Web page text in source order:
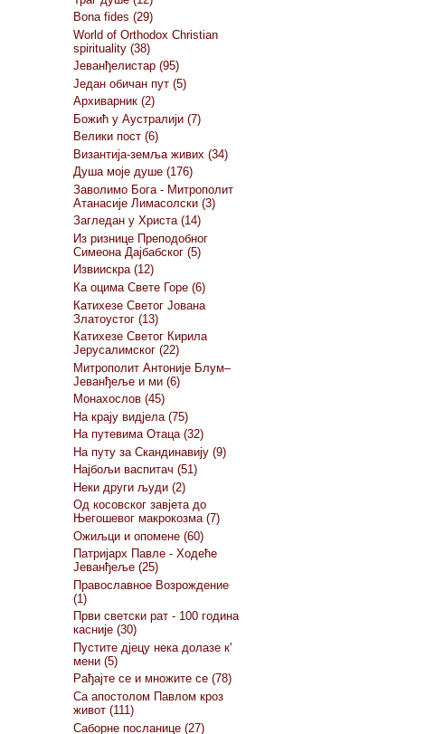
Bona fides (29)
World of Orthodox Christian
spirituality (38)
Јеванђелистар (95)
Један обичан пут (5)
Архиварник (2)
Божић у Аустралији (7)
Велики пост (6)
Византија-земља живих (34)
Душа моје душе (176)
Заволимо Бога - Митрополит
Атанасије Лимасолски (3)
Загледан у Христа (14)
Из ризнице Преподобног
Симеона Дајбабског (5)
Извиискра (12)
Ка оцима Свете Горе (6)
Катихезе Светог Јована
Златоустог (13)
Катихезе Светог Кирила
Јерусалимског (22)
Митрополит Антоније Блум–
Јеванђеље и ми (6)
Монахослов (45)
На крају видјела (75)
На путевима Отаца (32)
На путу за Скандинавију (9)
Најбољи васпитач (51)
Неки други људи (2)
Од косовског завјета до
Његошевог макрокозма (7)
Ожиљци и опомене (60)
Патријарх Павле - Ходеће
Јеванђеље (25)
Православное Возрождение
(1)
Први светски рат - 100 година
касније (30)
Пустите дјецу нека долазе к'
мени (5)
Рађајте се и множите се (78)
Са апостолом Павлом кроз
живот (111)
Саборне посланице (27)